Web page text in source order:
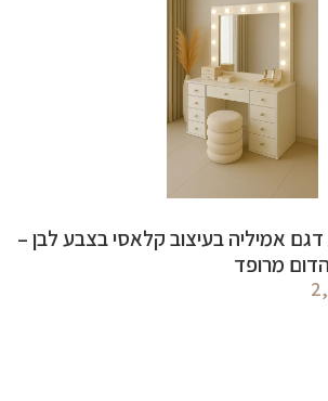
דגם אמיליה בעיצוב קלאסי בצבע לבן –
מרופד